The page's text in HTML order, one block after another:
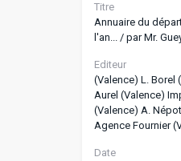
Titre
Annuaire du
l'an... / par Mr.
Editeur
(Valence) L. Borel
Aurel (Valence)
(Valence) A.
Agence Fournier
Date